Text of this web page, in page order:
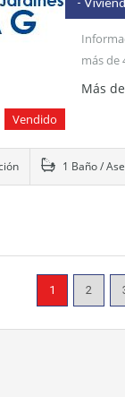
Vendido
más de
Más
1 Baño /
1 2